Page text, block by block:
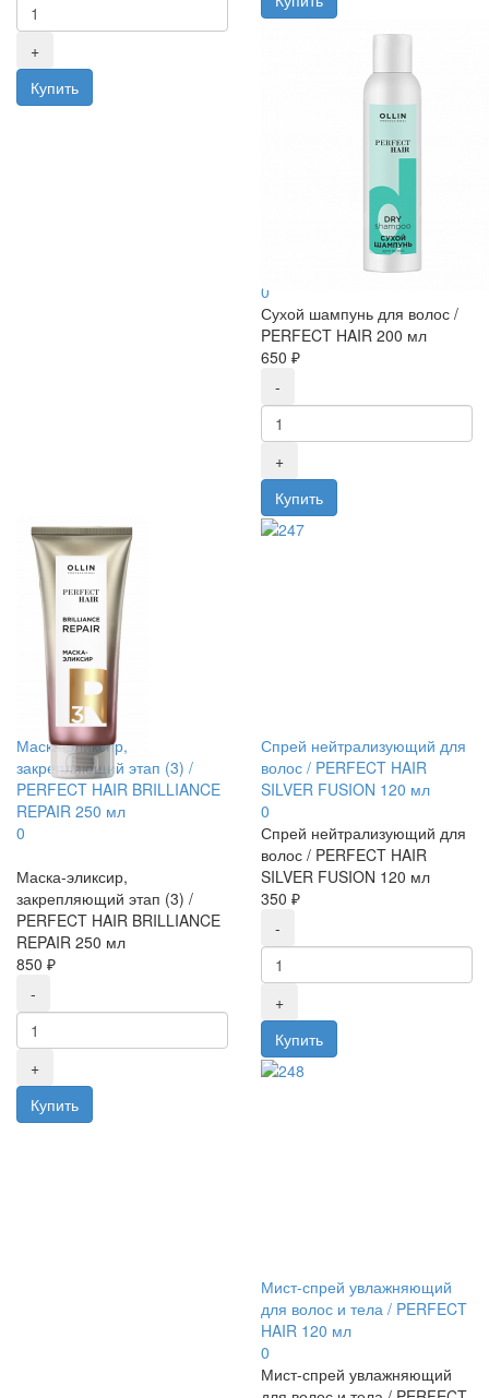
Сухой шампунь для волос /
PERFECT HAIR 200 мл
0
Сухой шампунь для волос /
PERFECT HAIR 200 мл
650 ₽
Маска-эликсир,
закрепляющий этап (3) /
PERFECT HAIR BRILLIANCE
REPAIR 250 мл
0
Маска-эликсир,
закрепляющий этап (3) /
PERFECT HAIR BRILLIANCE
REPAIR 250 мл
850 ₽
Спрей нейтрализующий для
волос / PERFECT HAIR
SILVER FUSION 120 мл
0
Спрей нейтрализующий для
волос / PERFECT HAIR
SILVER FUSION 120 мл
350 ₽
Мист-спрей увлажняющий
для волос и тела / PERFECT
HAIR 120 мл
0
Мист-спрей увлажняющий